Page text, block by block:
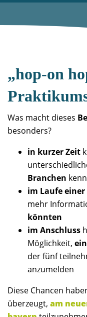
„hop-on
Was macht dieses
besonders?
in kurzer Zeit
Branchen
im Laufe einer
mehr
könnten
im Anschluss
Möglichkeit,
der fünf
anzumelden
Diese Chancen
überzeugt, am